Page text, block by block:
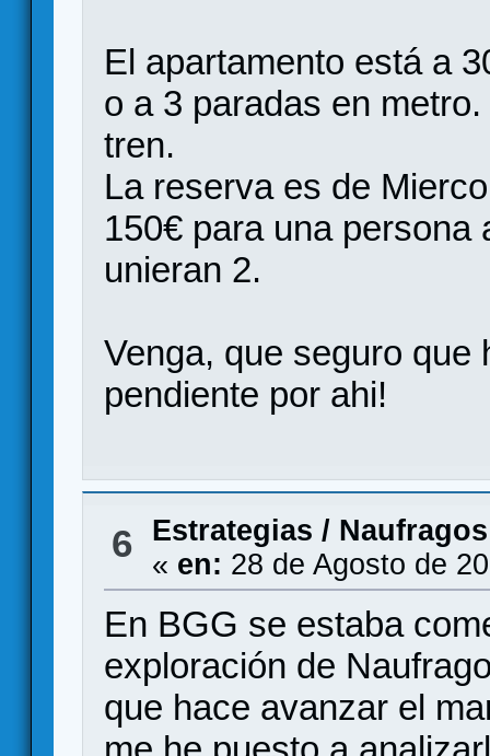
El apartamento está a
o a 3 paradas en
tren.
La reserva es de
150€ para una persona
unieran 2.
Venga, que seguro que
pendiente por ahi!
6 Estrategias /
« en: 28 de Agosto de
En BGG se estaba
exploración de
que hace avanzar el